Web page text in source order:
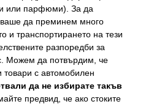
или парфюми). За да
да преминем много
и транспортирането на тези
разпоредби за
Можем да потвърдим, че
с автомобилен
да не избирате такъв
предвид, че ако стоките